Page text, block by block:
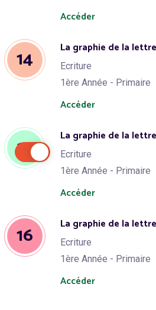
Accéder
14 La graphie de la
Ecriture
1ère Année - Primaire
Accéder
15 La graphie de la
Ecriture
1ère Année - Primaire
Accéder
16 La graphie de la
Ecriture
1ère Année - Primaire
Accéder